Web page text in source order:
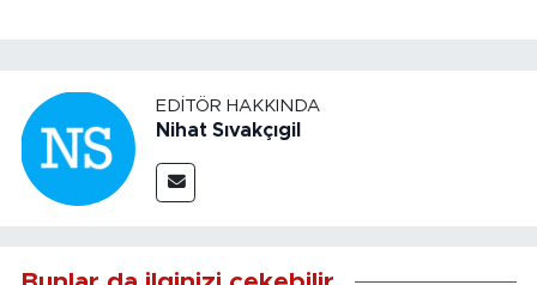
EDITÖR HAKKINDA
Nihat Sıvakçıgil